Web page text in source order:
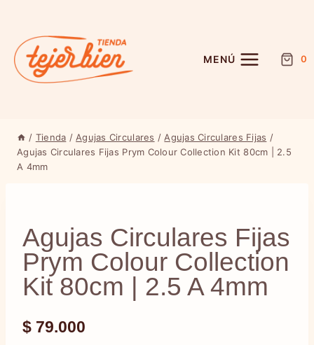
contenido
MENÚ 0
/ Tienda / Agujas Circulares / Agujas Circulares Fijas /
Agujas Circulares Fijas Prym Colour Collection Kit 80cm | 2.5
A 4mm
Agujas Circulares Fijas
Prym Colour Collection
Kit 80cm | 2.5 A 4mm
$ 79.000